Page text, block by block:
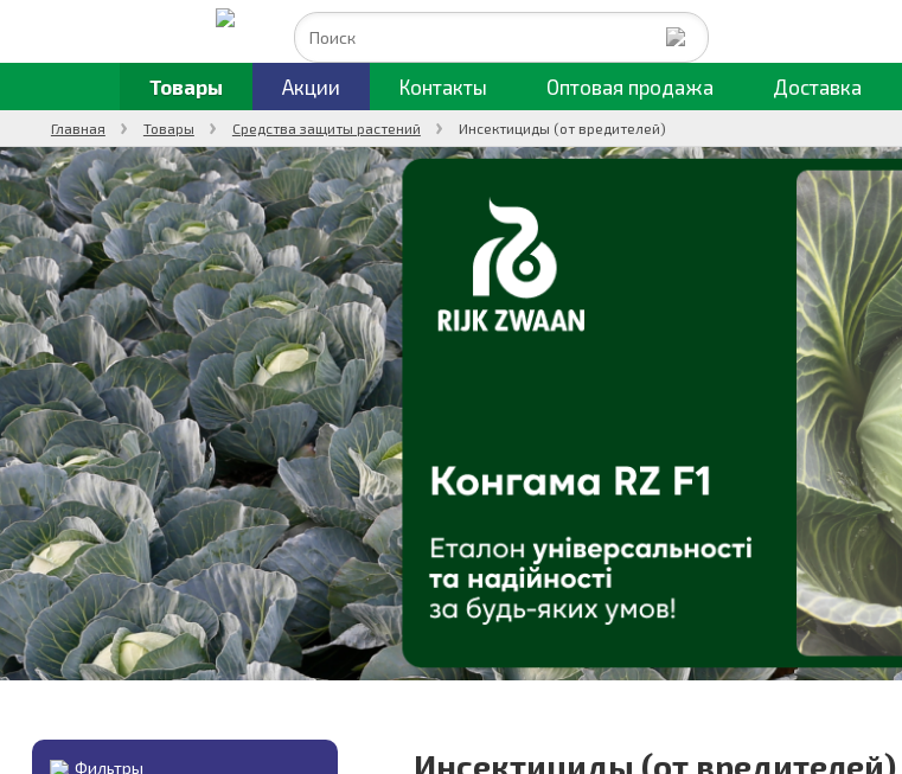
Товары Акции Контакты Оптовая продажа Доставка
Главная Товары Средства защиты растений Инсектициды (от вредителей)
Фильтры Инсектициды (от вредителей)